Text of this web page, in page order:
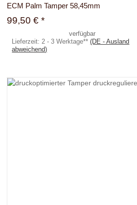
ECM Palm Tamper 58,45mm
99,50 €*
verfügbar
Lieferzeit:2 - 3 Werktage**(DE - Ausland
abweichend)